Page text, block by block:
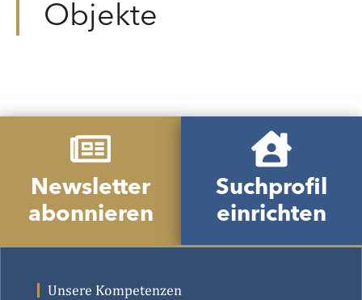
Objekte
Newsletter
abonnieren
Suchprofil
einrichten
Unsere Kompetenzen